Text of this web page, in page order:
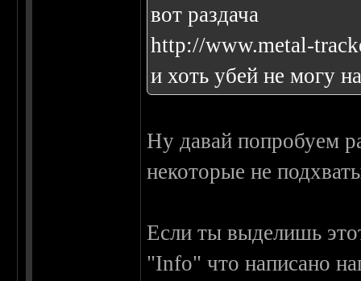
вот раздача
http://www.metal-
и хоть убей не могу
Ну давай попробуем
некоторые не
Если ты выделишь
"Info" что написано